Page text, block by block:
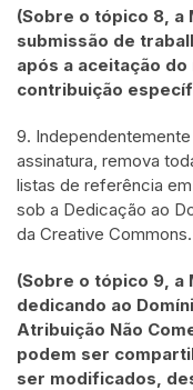
(Sobre o tópico 8, a
submissão de
após a aceitação
contribuição
9.
assinatura, remova
listas de referência
sob a Dedicação ao
da Creative Commons.
(Sobre o tópico 9, a
dedicando ao
Atribuição Não
podem ser
ser modificados,